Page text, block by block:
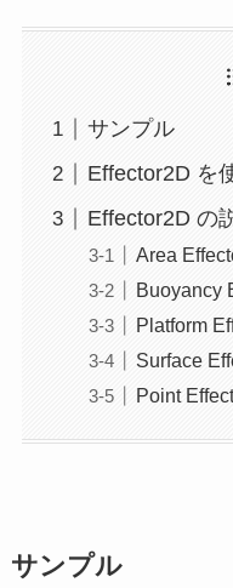
サンプル
Effector2D を
Effector2D の
Area
Buoyancy
Platform
Surface
Point
サンプル